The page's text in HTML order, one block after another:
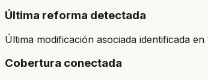
Última reforma detectada
Última modificación asociada identificada en
Cobertura conectada